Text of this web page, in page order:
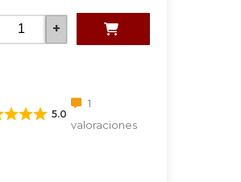
+
5.0
1
valoraciones